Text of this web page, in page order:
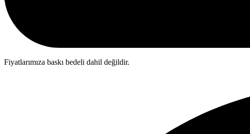
Fiyatlarımıza baskı bedeli dahil değildir.